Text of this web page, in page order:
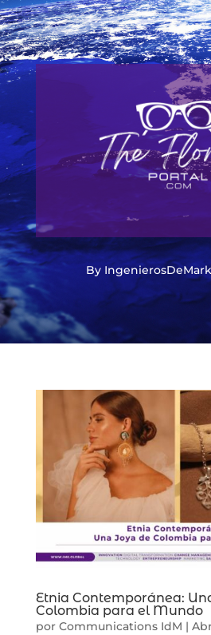
By
Etnia Contemporánea:
Colombia para el Mundo
por Communications IdM |